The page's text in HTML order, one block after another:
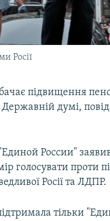
Росії
підвищення
думі,
России"
голосувати проти
Росії та ЛДПР.
тільки